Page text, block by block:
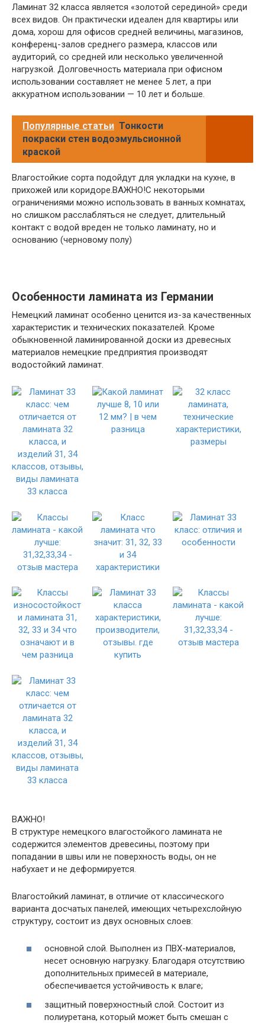
Ламинат 32 класса является «золотой серединой» среди
всех видов. Он практически идеален для квартиры или
дома, хорош для офисов средней величины, магазинов,
конференц-залов среднего размера, классов или
аудиторий, со средней или несколько увеличенной
нагрузкой. Долговечность материала при офисном
использовании составляет не менее 5 лет, а при
аккуратном использовании — 10 лет и больше.
Популярные статьи Тонкости
покраски стен водоэмульсионной
краской
Влагостойкие сорта подойдут для укладки на кухне, в
прихожей или коридоре.ВАЖНО!С некоторыми
ограничениями можно использовать в ванных комнатах,
но слишком расслабляться не следует, длительный
контакт с водой вреден не только ламинату, но и
основанию (черновому полу)
Особенности ламината из Германии
Немецкий ламинат особенно ценится из-за качественных
характеристик и технических показателей. Кроме
обыкновенной ламинированной доски из древесных
материалов немецкие предприятия производят
водостойкий ламинат.
ВАЖНО!
В структуре немецкого влагостойкого ламината не
содержится элементов древесины, поэтому при
попадании в швы или не поверхность воды, он не
набухает и не деформируется.
Влагостойкий ламинат, в отличие от классического
варианта досчатых панелей, имеющих четырехслойную
структуру, состоит из двух основных слоев:
основной слой. Выполнен из ПВХ-материалов,
несет основную нагрузку. Благодаря отсутствию
дополнительных примесей в материале,
обеспечивается устойчивость к влаге;
защитный поверхностный слой. Состоит из
полиуретана, который может быть смешан с